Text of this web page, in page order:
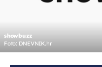
showbuzz
Foto: DNEVNIK.hr